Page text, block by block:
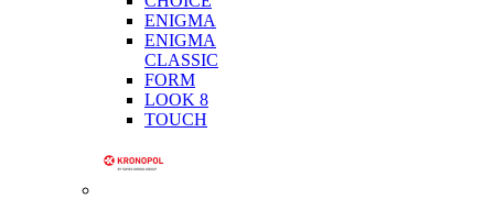
ENIGMA
ENIGMA
CLASSIC
FORM
LOOK 8
TOUCH